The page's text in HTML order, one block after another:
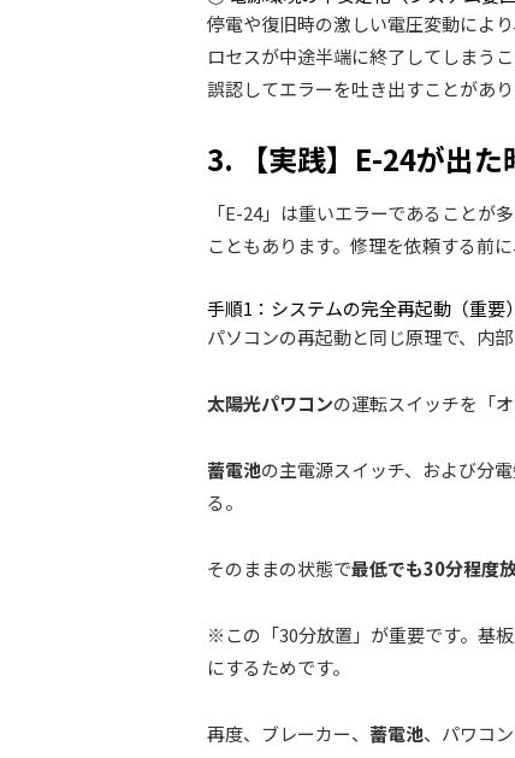
停電や復旧時の激しい電圧変動によ
ロセスが中途半端に終了してしまう
誤認してエラーを吐き出すことがあり
3. 【実践】E-24が出
「E-24」は重いエラーであることが
こともあります。修理を依頼する前
手順1：システムの完全再起動（重要）
パソコンの再起動と同じ原理で、内
太陽光パワコンの運転スイッチを「オ
蓄電池の主電源スイッチ、および分
る。
そのままの状態で最低でも30分程度
※この「30分放置」が重要です。基
にするためです。
再度、ブレーカー、 蓄電池、パワコ